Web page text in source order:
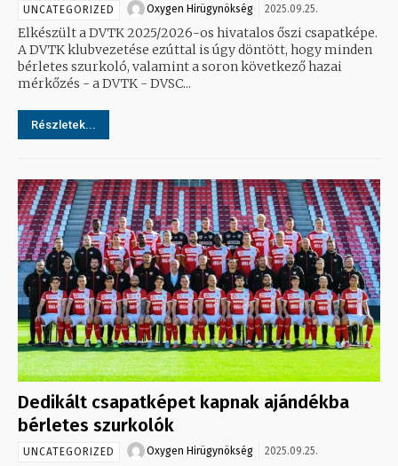
UNCATEGORIZED Oxygen Hirügynökség 2025.09.25.
Elkészült a DVTK 2025/2026-os hivatalos őszi csapatképe.
A DVTK klubvezetése ezúttal is úgy döntött, hogy minden
bérletes szurkoló, valamint a soron következő hazai
mérkőzés - a DVTK - DVSC...
Részletek...
Dedikált csapatképet kapnak ajándékba
bérletes szurkolók
UNCATEGORIZED Oxygen Hirügynökség 2025.09.25.